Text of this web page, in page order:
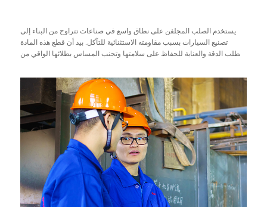
يستخدم الصلب المجلفن على نطاق واسع في صناعات تتراوح من البناء إلى
تصنيع السيارات بسبب مقاومته الاستثنائية للتآكل. بيد أن قطع هذه المادة
يتطلب الدقة والعناية للحفاظ على سلامتها وتجنب المساس بطلائها الواقي من